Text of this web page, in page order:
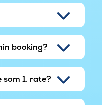
booking?
som 1. rate?